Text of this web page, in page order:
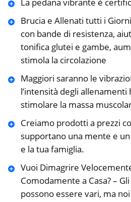
La pedana vibrante è
Brucia e Allenati tutti i
con bande di resistenza,
tonifica glutei e gambe,
stimola la circolazione
Maggiori saranno le
l’intensità degli allenamenti
stimolare la massa
Creiamo prodotti a prezzi
supportano una mente e
e la tua famiglia.
Vuoi Dimagrire
Comodamente a Casa? –
possono essere vari, ma